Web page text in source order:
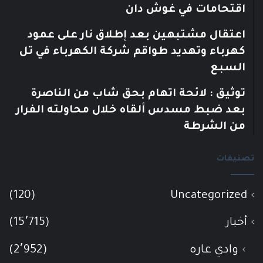
اقتحامات في غوش دان
اعتقال مشتبهين بعد إطلاق نار على عمود
كهرباء وتهديد طواقم شركة الكهرباء في تل
السبع
توثيق : لائحة اتهام بحق شاب من الناصرة
بعد ضبط مسدس ألقاه خلال محاولته الفرار
من الشرطة
تصنيفات
Uncategorized
(120)
أخبار (15٬715)
وادي عاره (2٬952)